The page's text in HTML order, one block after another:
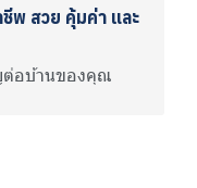
พ สวย คุ้มค่า และ
ต่อบ้านของคุณ